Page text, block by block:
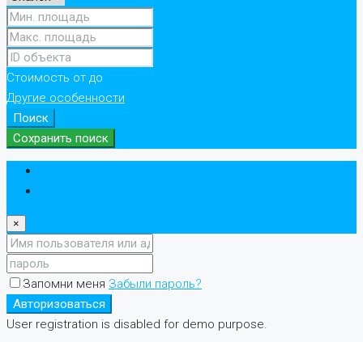
Стоимость от до
Другие особенности
Поиск
Сохранить поиск
×
Запомни меня Забыли пароль?
Авторизоваться
User registration is disabled for demo purpose.